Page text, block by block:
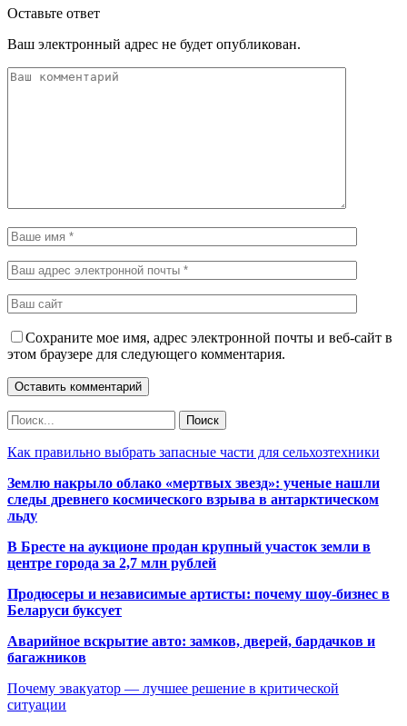
Оставьте ответ
Ваш электронный адрес не будет опубликован.
Сохраните мое имя, адрес электронной почты и веб-сайт в
этом браузере для следующего комментария.
Как правильно выбрать запасные части для сельхозтехники
Землю накрыло облако «мертвых звезд»: ученые нашли
следы древнего космического взрыва в антарктическом
льду
В Бресте на аукционе продан крупный участок земли в
центре города за 2,7 млн рублей
Продюсеры и независимые артисты: почему шоу-бизнес в
Беларуси буксует
Аварийное вскрытие авто: замков, дверей, бардачков и
багажников
Почему эвакуатор — лучшее решение в критической
ситуации